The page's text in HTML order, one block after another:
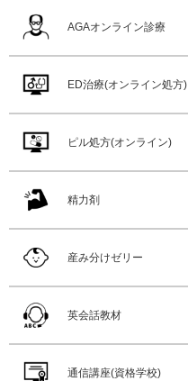
AGAオンライン診療
ED治療(オンライン処方)
ピル処方(オンライン)
精力剤
産み分けゼリー
英会話教材
通信講座(資格学校)